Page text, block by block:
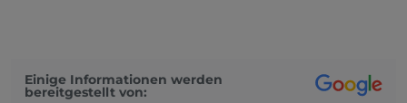
Einige Informationen werden
bereitgestellt von: